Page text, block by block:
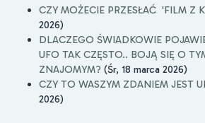
CZY MOŻECIE PRZESŁAĆ 'FILM Z
2026)
DLACZEGO ŚWIADKOWIE
UFO TAK CZĘSTO.. BOJĄ SIĘ O
ZNAJOMYM? (Śr, 18 marca 2026)
CZY TO WASZYM ZDANIEM JEST
2026)